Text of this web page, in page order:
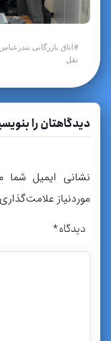
# اتاق بازرگانی بندرعباس
نقل
دیدگاهتان را
نشانی ایمیل شما
موردنیاز
دیدگاه*